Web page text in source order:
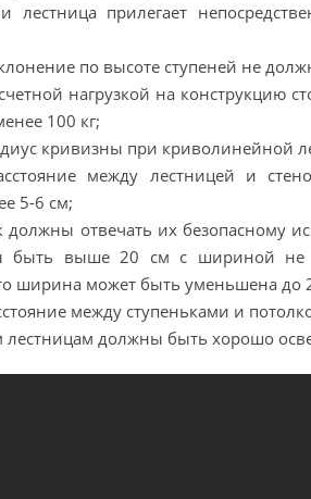
лестница прилегает
по высоте ступеней не
нагрузкой на конструкцию
100 кг;
кривизны при криволинейной
между лестницей и
5-6 см;
должны отвечать их безопасному
быть выше 20 см с шириной не
ширина может быть уменьшена до
между ступеньками и
должны быть хорошо